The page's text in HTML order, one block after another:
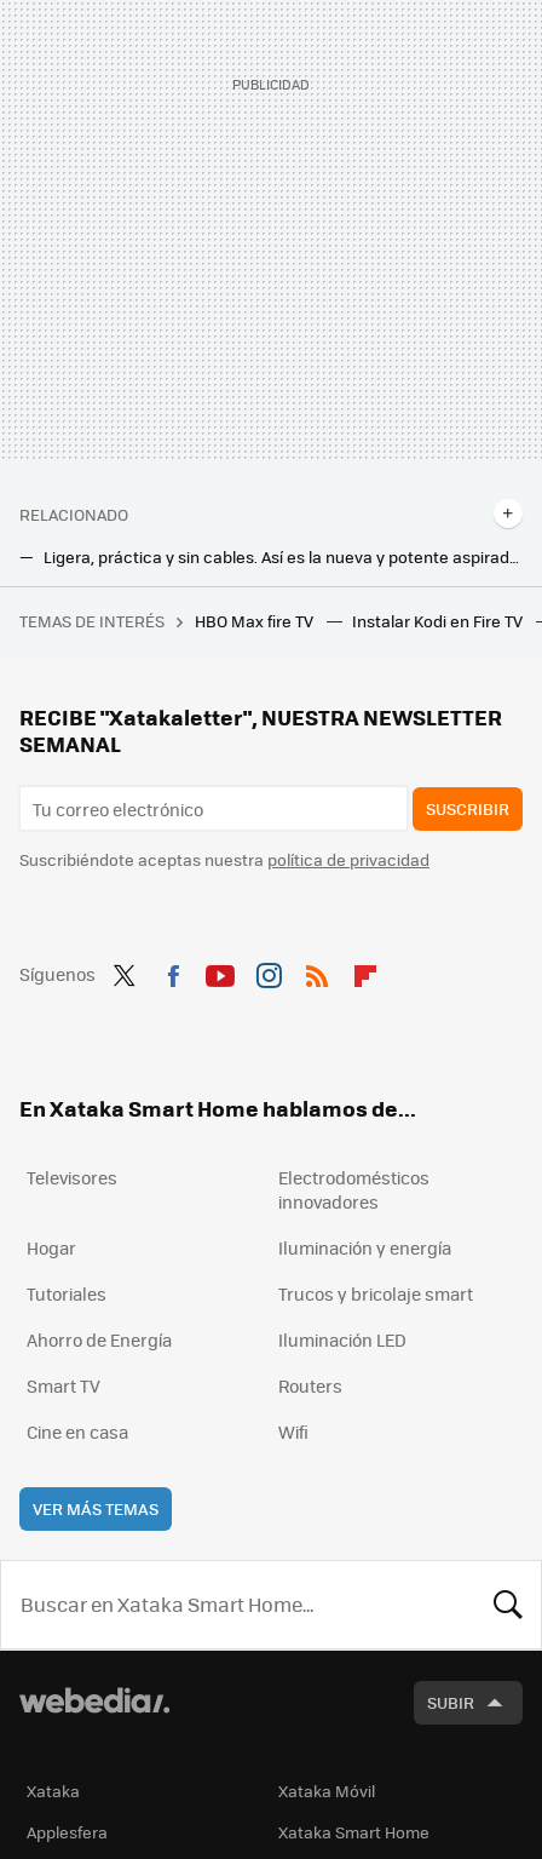
RELACIONADO
Ligera, práctica y sin cables. Así es la nueva y potente aspiradora de Xiaomi que viene a conquistar el mercado
Lidl tiene el gadget perfecto para cargar dos móviles a la vez y es más barato de lo crees
TEMAS DE INTERÉS HBO Max fire TV Instalar Kodi en Fire TV
RECIBE "Xatakaletter", NUESTRA NEWSLETTER
SEMANAL
SUSCRIBIR
Suscribiéndote aceptas nuestra política de privacidad
Síguenos
En Xataka Smart Home hablamos de...
Televisores
Electrodomésticos
innovadores
Hogar
Iluminación y energía
Tutoriales
Trucos y bricolaje smart
Ahorro de Energía
Iluminación LED
Smart TV
Routers
Cine en casa
Wifi
VER MÁS TEMAS
SUBIR
Xataka
Xataka Móvil
Applesfera
Xataka Smart Home